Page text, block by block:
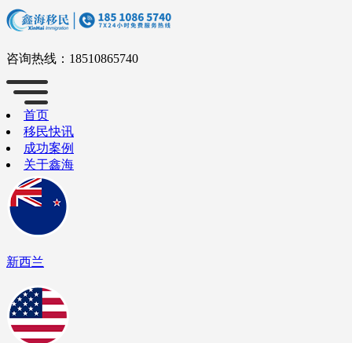
咨询热线： 18510865740
首页
移民快讯
成功案例
关于鑫海
新西兰